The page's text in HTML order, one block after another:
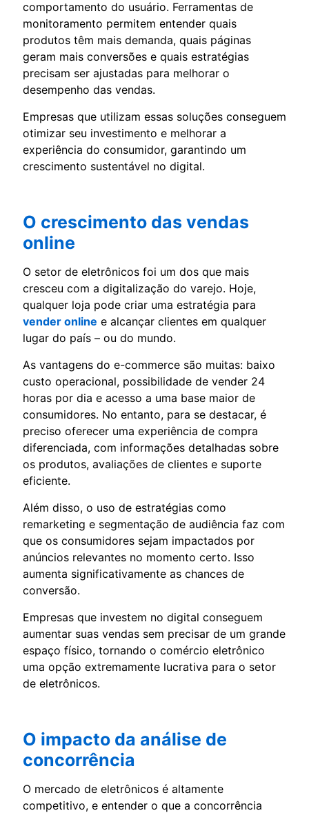
comportamento do usuário. Ferramentas de
monitoramento permitem entender quais
produtos têm mais demanda, quais páginas
geram mais conversões e quais estratégias
precisam ser ajustadas para melhorar o
desempenho das vendas.
Empresas que utilizam essas soluções conseguem
otimizar seu investimento e melhorar a
experiência do consumidor, garantindo um
crescimento sustentável no digital.
O crescimento das vendas
online
O setor de eletrônicos foi um dos que mais
cresceu com a digitalização do varejo. Hoje,
qualquer loja pode criar uma estratégia para
vender online e alcançar clientes em qualquer
lugar do país – ou do mundo.
As vantagens do e-commerce são muitas: baixo
custo operacional, possibilidade de vender 24
horas por dia e acesso a uma base maior de
consumidores. No entanto, para se destacar, é
preciso oferecer uma experiência de compra
diferenciada, com informações detalhadas sobre
os produtos, avaliações de clientes e suporte
eficiente.
Além disso, o uso de estratégias como
remarketing e segmentação de audiência faz com
que os consumidores sejam impactados por
anúncios relevantes no momento certo. Isso
aumenta significativamente as chances de
conversão.
Empresas que investem no digital conseguem
aumentar suas vendas sem precisar de um grande
espaço físico, tornando o comércio eletrônico
uma opção extremamente lucrativa para o setor
de eletrônicos.
O impacto da análise de
concorrência
O mercado de eletrônicos é altamente
competitivo, e entender o que a concorrência